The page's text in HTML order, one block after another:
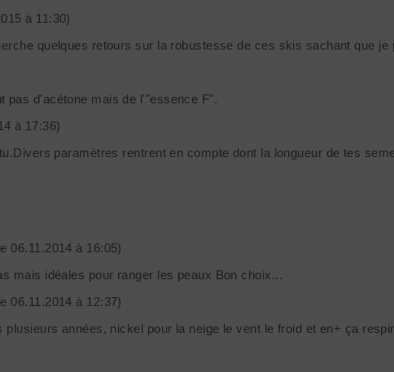
à 11:30)
quelques retours sur la robustesse de ces skis sachant que
pas d'acétone mais de l'"essence F".
à 17:36)
paramètres rentrent en compte dont la longueur de tes
06.11.2014 à 16:05)
mais idéales pour ranger les peaux Bon choix...
06.11.2014 à 12:37)
années, nickel pour la neige le vent le froid et en+ ça